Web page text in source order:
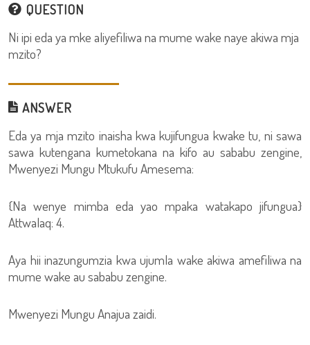
QUESTION
Ni ipi eda ya mke aliyefiliwa na mume wake naye akiwa mja
mzito?
ANSWER
Eda ya mja mzito inaisha kwa kujifungua kwake tu, ni sawa
sawa kutengana kumetokana na kifo au sababu zengine,
Mwenyezi Mungu Mtukufu Amesema:
{Na wenye mimba eda yao mpaka watakapo jifungua}
Attwalaq: 4.
Aya hii inazungumzia kwa ujumla wake akiwa amefiliwa na
mume wake au sababu zengine.
Mwenyezi Mungu Anajua zaidi.